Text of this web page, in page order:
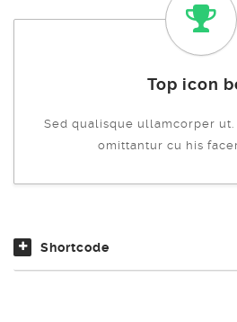
Top icon
Sed qualisque ullamcorper ut.
omittantur cu his
Shortcode